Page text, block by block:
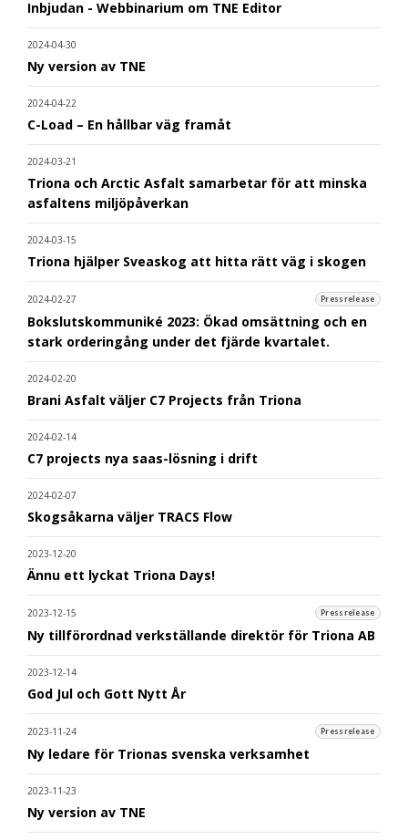
Inbjudan - Webbinarium om TNE Editor
2024-04-30
Ny version av TNE
2024-04-22
C-Load – En hållbar väg framåt
2024-03-21
Triona och Arctic Asfalt samarbetar för att minska
asfaltens miljöpåverkan
2024-03-15
Triona hjälper Sveaskog att hitta rätt väg i skogen
2024-02-27 Pressrelease
Bokslutskommuniké 2023: Ökad omsättning och en
stark orderingång under det fjärde kvartalet.
2024-02-20
Brani Asfalt väljer C7 Projects från Triona
2024-02-14
C7 projects nya saas-lösning i drift
2024-02-07
Skogsåkarna väljer TRACS Flow
2023-12-20
Ännu ett lyckat Triona Days!
2023-12-15 Pressrelease
Ny tillförordnad verkställande direktör för Triona AB
2023-12-14
God Jul och Gott Nytt År
2023-11-24 Pressrelease
Ny ledare för Trionas svenska verksamhet
2023-11-23
Ny version av TNE